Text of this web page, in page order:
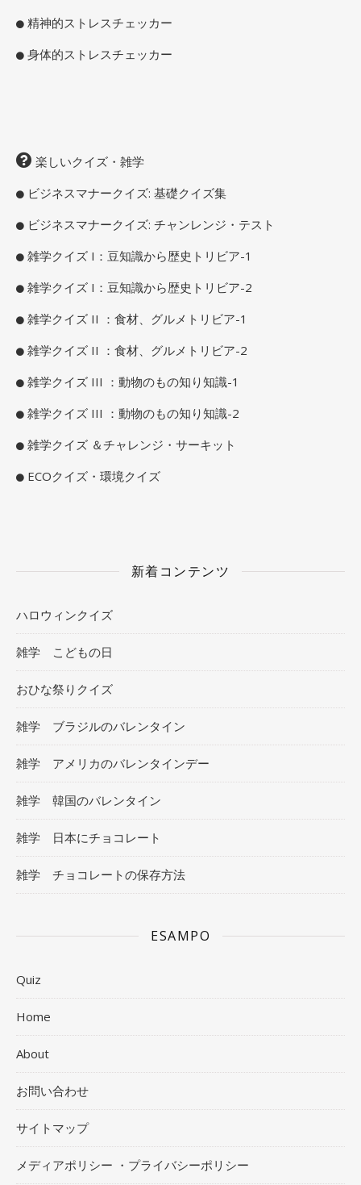
精神的ストレスチェッカー
身体的ストレスチェッカー
楽しいクイズ・雑学
ビジネスマナークイズ: 基礎クイズ集
ビジネスマナークイズ: チャンレンジ・テスト
雑学クイズ I：豆知識から歴史トリビア-1
雑学クイズ I：豆知識から歴史トリビア-2
雑学クイズ II ：食材、グルメトリビア-1
雑学クイズ II ：食材、グルメトリビア-2
雑学クイズ III ：動物のもの知り知識-1
雑学クイズ III ：動物のもの知り知識-2
雑学クイズ ＆チャレンジ・サーキット
ECOクイズ・環境クイズ
新着コンテンツ
ハロウィンクイズ
雑学 こどもの日
おひな祭りクイズ
雑学 ブラジルのバレンタイン
雑学 アメリカのバレンタインデー
雑学 韓国のバレンタイン
雑学 日本にチョコレート
雑学 チョコレートの保存方法
ESAMPO
Quiz
Home
About
お問い合わせ
サイトマップ
メディアポリシー ・プライバシーポリシー